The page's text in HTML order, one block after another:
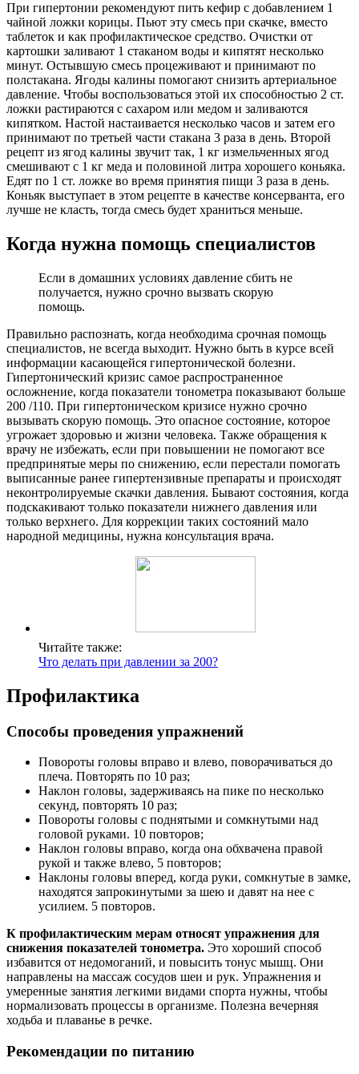
При гипертонии рекомендуют пить кефир с добавлением 1
чайной ложки корицы. Пьют эту смесь при скачке, вместо
таблеток и как профилактическое средство. Очистки от
картошки заливают 1 стаканом воды и кипятят несколько
минут. Остывшую смесь процеживают и принимают по
полстакана. Ягоды калины помогают снизить артериальное
давление. Чтобы воспользоваться этой их способностью 2 ст.
ложки растираются с сахаром или медом и заливаются
кипятком. Настой настаивается несколько часов и затем его
принимают по третьей части стакана 3 раза в день. Второй
рецепт из ягод калины звучит так, 1 кг измельченных ягод
смешивают с 1 кг меда и половиной литра хорошего коньяка.
Едят по 1 ст. ложке во время принятия пищи 3 раза в день.
Коньяк выступает в этом рецепте в качестве консерванта, его
лучше не класть, тогда смесь будет храниться меньше.
Когда нужна помощь специалистов
Если в домашних условиях давление сбить не
получается, нужно срочно вызвать скорую
помощь.
Правильно распознать, когда необходима срочная помощь
специалистов, не всегда выходит. Нужно быть в курсе всей
информации касающейся гипертонической болезни.
Гипертонический кризис самое распространенное
осложнение, когда показатели тонометра показывают больше
200 /110. При гипертоническом кризисе нужно срочно
вызывать скорую помощь. Это опасное состояние, которое
угрожает здоровью и жизни человека. Также обращения к
врачу не избежать, если при повышении не помогают все
предпринятые меры по снижению, если перестали помогать
выписанные ранее гипертензивные препараты и происходят
неконтролируемые скачки давления. Бывают состояния, когда
подскакивают только показатели нижнего давления или
только верхнего. Для коррекции таких состояний мало
народной медицины, нужна консультация врача.
Читайте также:
Что делать при давлении за 200?
Профилактика
Способы проведения упражнений
Повороты головы вправо и влево, поворачиваться до
плеча. Повторять по 10 раз;
Наклон головы, задерживаясь на пике по несколько
секунд, повторять 10 раз;
Повороты головы с поднятыми и сомкнутыми над
головой руками. 10 повторов;
Наклон головы вправо, когда она обхвачена правой
рукой и также влево, 5 повторов;
Наклоны головы вперед, когда руки, сомкнутые в замке,
находятся запрокинутыми за шею и давят на нее с
усилием. 5 повторов.
К профилактическим мерам относят упражнения для
снижения показателей тонометра. Это хороший способ
избавится от недомоганий, и повысить тонус мышц. Они
направлены на массаж сосудов шеи и рук. Упражнения и
умеренные занятия легкими видами спорта нужны, чтобы
нормализовать процессы в организме. Полезна вечерняя
ходьба и плаванье в речке.
Рекомендации по питанию